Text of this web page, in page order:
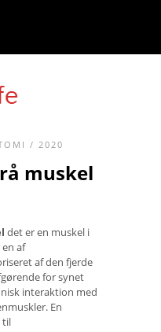
/ 2020
muskel
det er en muskel i
af
af den fjerde
for synet
interaktion med
En
til